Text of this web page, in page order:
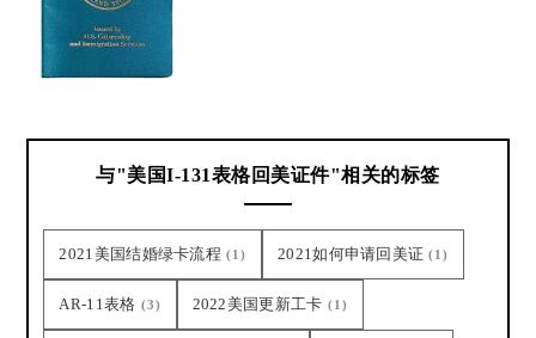
与"美国I-131表格回美证件"相关的标签
2021美国结婚绿卡流程 (1) 2021如何申请回美证 (1)
AR-11表格 (3) 2022美国更新工卡 (1)